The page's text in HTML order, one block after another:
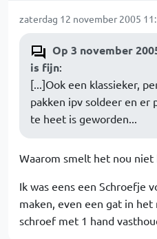
zaterdag 12 november 2005
Op 3 november
is fijn:
[...]Ook een klassieker,
pakken ipv soldeer en er
te heet is geworden...
Waarom smelt het nou niet
Ik was eens een Schroefje
maken, even een gat in
schroef met 1 hand